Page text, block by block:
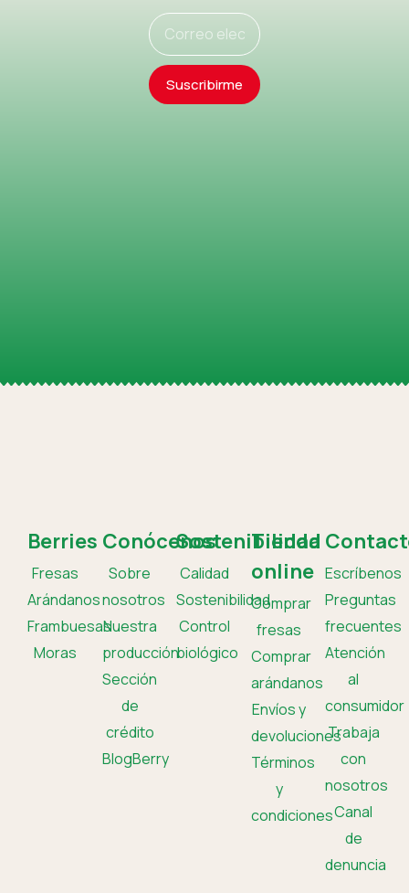
Suscribirme
Berries
Fresas
Arándanos
Frambuesas
Moras
Conócenos
Sobre
nosotros
Nuestra
producción
Sección
de
crédito
BlogBerry
Sostenibilidad
Calidad
Sostenibilidad
Control
biológico
Tienda
online
Comprar
fresas
Comprar
arándanos
Envíos y
devoluciones
Términos
y
condiciones
Escríbenos
Preguntas
frecuentes
Atención
al
consumidor
Trabaja
con
nosotros
Canal
de
denuncia